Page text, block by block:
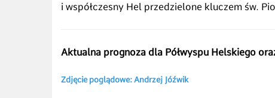
i współczesny Hel przedzielone kluczem św.
Aktualna prognoza dla Półwyspu Helskiego
Zdjęcie poglądowe: Andrzej Jóźwik